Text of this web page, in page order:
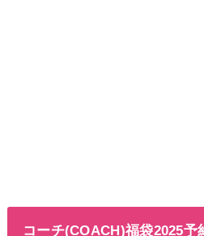
コーチ(COACH)福袋2025予